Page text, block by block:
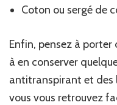
Coton ou sergé de
Enfin, pensez à
à en conserver
antitranspirant et des
vous vous retrouvez